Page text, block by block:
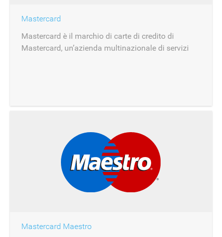
Mastercard
Mastercard è il marchio di carte di credito di
Mastercard, un’azienda multinazionale di servizi
Mastercard Maestro